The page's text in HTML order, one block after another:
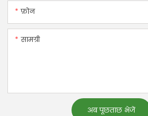
फ़ोन
सामग्री
अब पूछताछ भेजें